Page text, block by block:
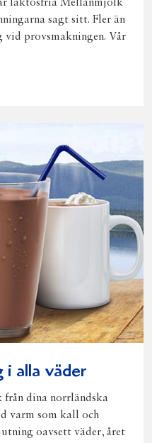
laktosfria Mellanmjölk
sagt sitt. Fler än
provsmakningen. Vår
i alla väder
dina norrländska
varm som kall och
oavsett väder, året